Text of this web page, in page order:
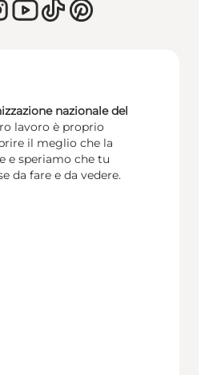
nazionale del
lavoro è proprio
il meglio che la
e speriamo che tu
da fare e da vedere.